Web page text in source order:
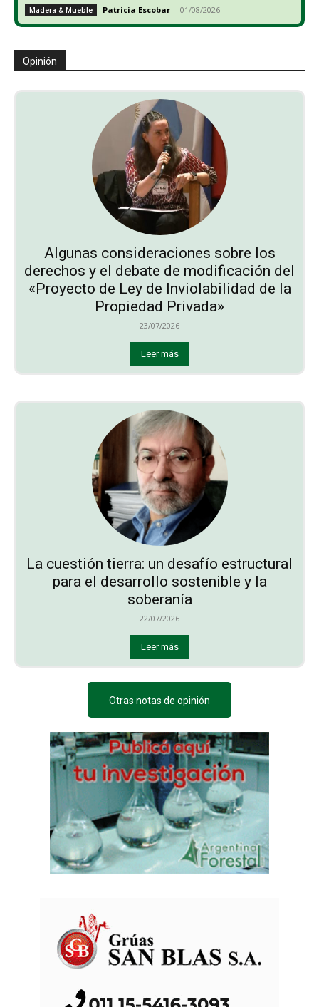
Madera & Mueble Patricia Escobar - 01/08/2026
Opinión
Algunas consideraciones sobre los
derechos y el debate de modificación del
«Proyecto de Ley de Inviolabilidad de la
Propiedad Privada»
23/07/2026
Leer más
La cuestión tierra: un desafío estructural
para el desarrollo sostenible y la
soberanía
22/07/2026
Leer más
Otras notas de opinión